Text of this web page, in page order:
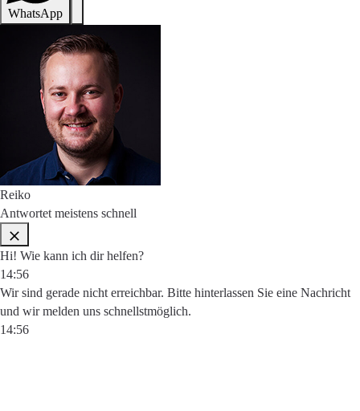
WhatsApp
Reiko
Antwortet meistens schnell
Hi! Wie kann ich dir helfen?
14:56
Wir sind gerade nicht erreichbar. Bitte hinterlassen Sie eine Nachricht
und wir melden uns schnellstmöglich.
14:56